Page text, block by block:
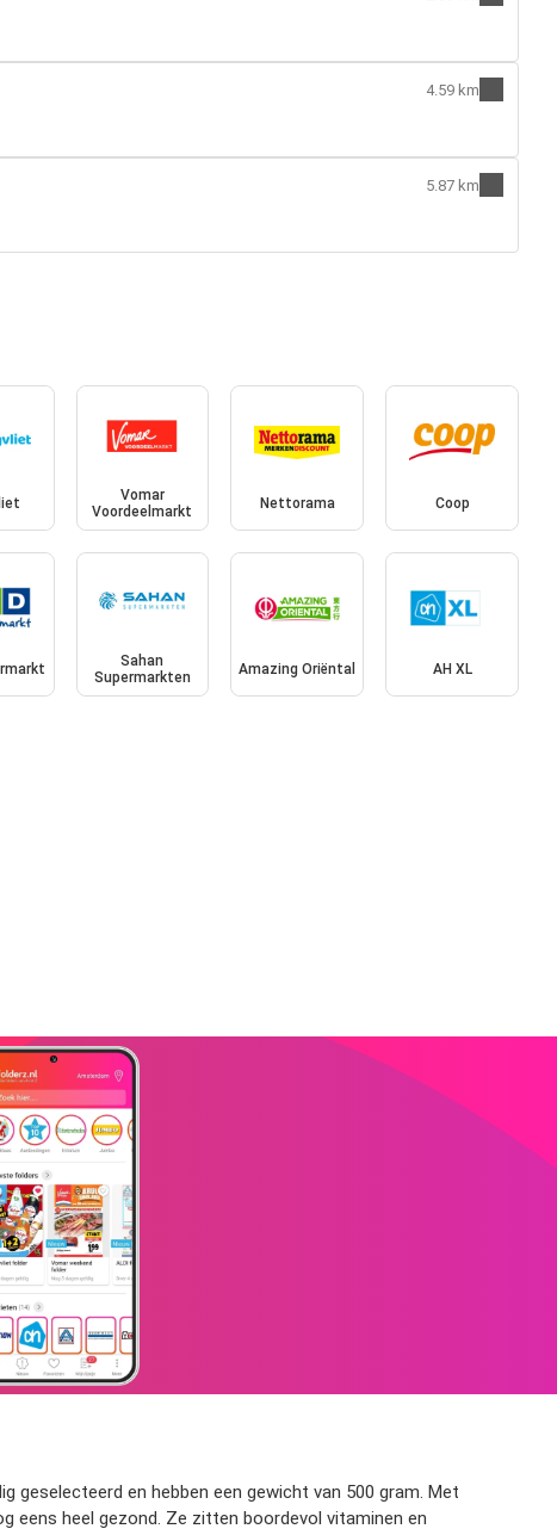
4.59 km
5.87 km
Vomar
Voordeelmarkt
Nettorama Coop
Sahan
Supermarkten
Amazing Oriëntal AH XL
geselecteerd en hebben een gewicht van 500 gram. Met
eens heel gezond. Ze zitten boordevol vitaminen en